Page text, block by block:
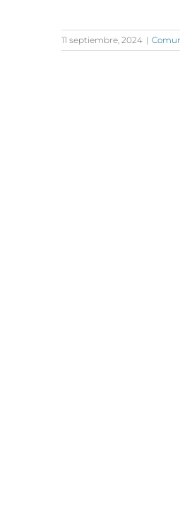
11 septiembre, 2024 |